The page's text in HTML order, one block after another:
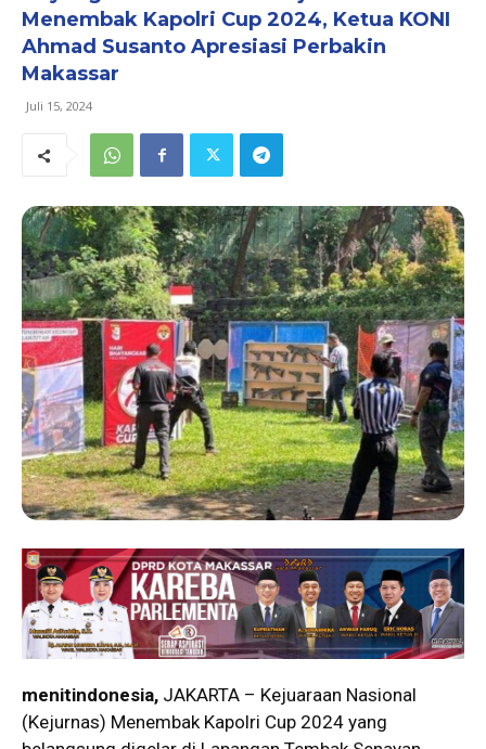
Menembak Kapolri Cup 2024, Ketua KONI
Ahmad Susanto Apresiasi Perbakin
Makassar
Juli 15, 2024
menitindonesia, JAKARTA – Kejuaraan Nasional
(Kejurnas) Menembak Kapolri Cup 2024 yang